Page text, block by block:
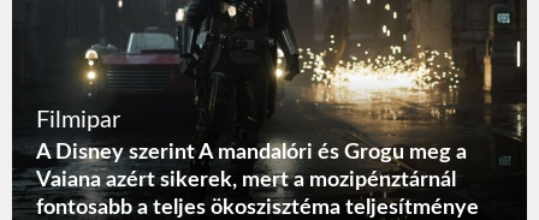
Filmipar
A Disney szerint A mandalóri és Grogu meg a
Vaiana azért sikerek, mert a mozipénztárnál
fontosabb a teljes ökoszisztéma teljesítménye